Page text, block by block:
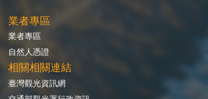
業者專區
業者專區
自然人憑證
相關相關連結
臺灣觀光資訊網